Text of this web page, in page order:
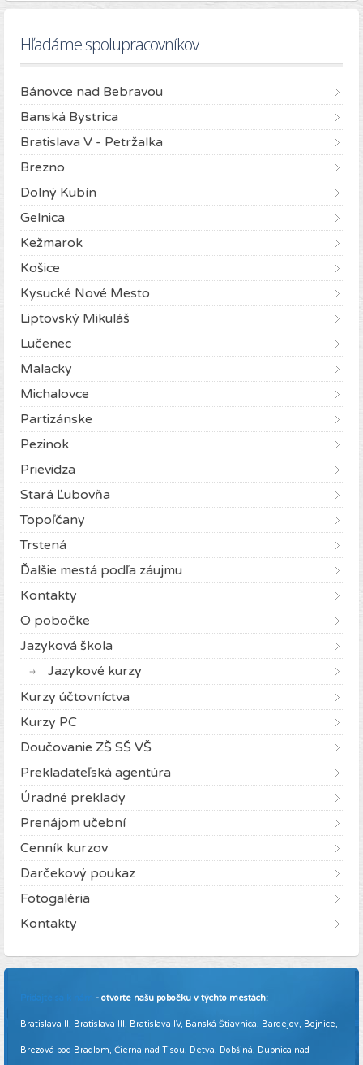
Hľadáme spolupracovníkov
Bánovce nad Bebravou
Banská Bystrica
Bratislava V - Petržalka
Brezno
Dolný Kubín
Gelnica
Kežmarok
Košice
Kysucké Nové Mesto
Liptovský Mikuláš
Lučenec
Malacky
Michalovce
Partizánske
Pezinok
Prievidza
Stará Ľubovňa
Topoľčany
Trstená
Ďalšie mestá podľa záujmu
Kontakty
O pobočke
Jazyková škola
Jazykové kurzy
Kurzy účtovníctva
Kurzy PC
Doučovanie ZŠ SŠ VŠ
Prekladateľská agentúra
Úradné preklady
Prenájom učební
Cenník kurzov
Darčekový poukaz
Fotogaléria
Kontakty
Pridajte sa k nám - otvorte našu pobočku v týchto mestách:
Bratislava II, Bratislava III, Bratislava IV, Banská Štiavnica, Bardejov, Bojnice,
Brezová pod Bradlom, Čierna nad Tisou, Detva, Dobšiná, Dubnica nad